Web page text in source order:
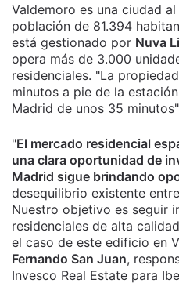
Valdemoro es una ciudad
población de 81.394
está gestionado por Nuva
opera más de 3.000
residenciales. "La
minutos a pie de la
Madrid de unos 35
"El mercado residencial
una clara oportunidad de
Madrid sigue brindando
desequilibrio existente
Nuestro objetivo es seguir
residenciales de alta
el caso de este edificio en
Fernando San Juan,
Invesco Real Estate para